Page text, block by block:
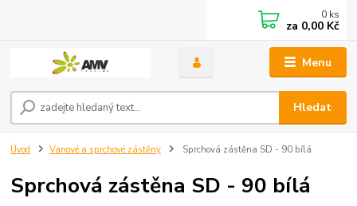
Menu
Hledat
0 ks
za 0,00 Kč
Úvod Vanové a sprchové zástěny Sprchová zástěna SD - 90 bílá
Sprchová zástěna SD - 90 bílá